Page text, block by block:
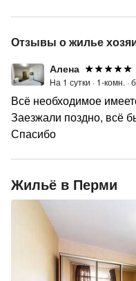
Отзывы о жилье
Алена
На 1 сутки · 1-комн. ·
Всё необходимое
Заезжали поздно, всё
Спасибо
Жильё в Перми